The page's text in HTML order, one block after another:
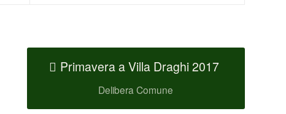
Primavera a Villa Draghi 2017
Delibera Comune